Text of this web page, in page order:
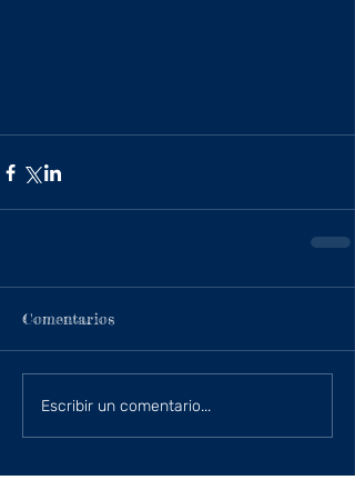
Comentarios
Escribir un comentario...